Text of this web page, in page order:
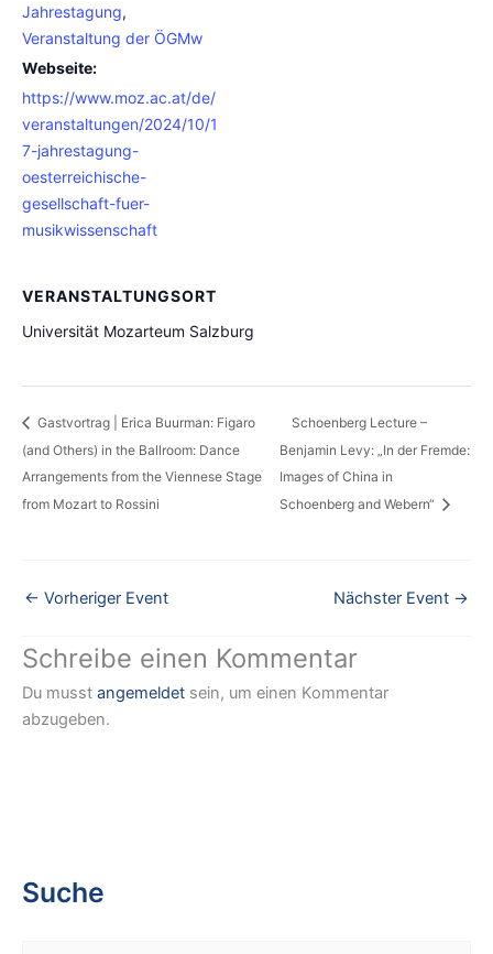
Jahrestagung,
Veranstaltung der ÖGMw
Webseite:
https://www.moz.ac.at/de/
veranstaltungen/2024/10/1
7-jahrestagung-
oesterreichische-
gesellschaft-fuer-
musikwissenschaft
VERANSTALTUNGSORT
Universität Mozarteum Salzburg
Gastvortrag | Erica Buurman: Figaro
(and Others) in the Ballroom: Dance
Arrangements from the Viennese Stage
from Mozart to Rossini
Schoenberg Lecture –
Benjamin Levy: „In der Fremde:
Images of China in
Schoenberg and Webern“
← Vorheriger Event Nächster Event →
Schreibe einen Kommentar
Du musst angemeldet sein, um einen Kommentar
abzugeben.
Suche